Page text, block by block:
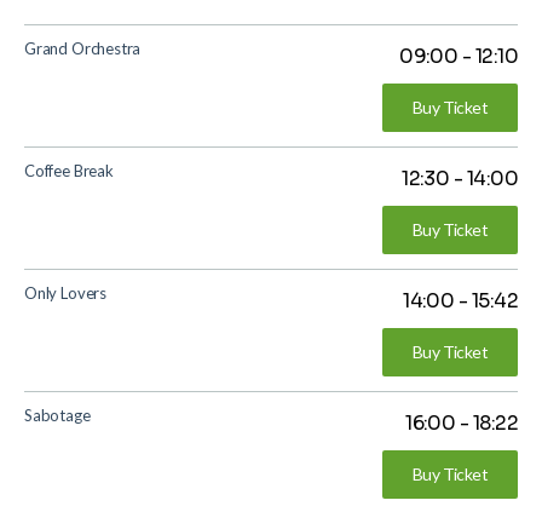
Grand Orchestra 09:00 -12:10
Buy Ticket
Coffee Break 12:30 -14:00
Buy Ticket
Only Lovers 14:00 -15:42
Buy Ticket
Sabotage 16:00 -18:22
Buy Ticket